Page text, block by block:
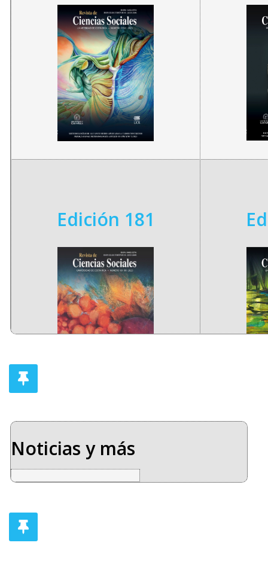
Edición 181
Noticias y más